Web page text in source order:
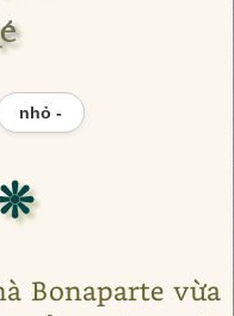
nhỏ -
Bonaparte vừa